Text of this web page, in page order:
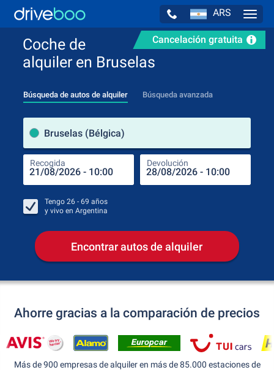
ARS
Cancelación gratuita
Coche de
alquiler en Bruselas
Búsqueda de autos de alquiler Búsqueda avanzada
Bruselas (Bélgica)
Recogida Devolución
Tengo 26 - 69 años
y vivo en Argentina
Encontrar autos de alquiler
Ahorre gracias a la comparación de precios
Más de 900 empresas de alquiler en más de 85.000 estaciones de